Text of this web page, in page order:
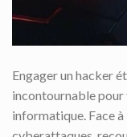
Engager un hacker
incontournable pour
informatique. Face